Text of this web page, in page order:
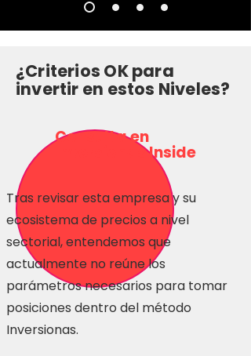
¿Criterios OK para
invertir en estos Niveles?
Consulta en
Inversionas Inside
Tras revisar esta empresa y su
ecosistema de precios a nivel
sectorial, entendemos que
actualmente no reúne los
parámetros necesarios para tomar
posiciones dentro del método
Inversionas.